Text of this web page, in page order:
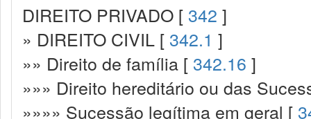
DIREITO PRIVADO [ 342 ]
» DIREITO CIVIL [ 342.1 ]
»» Direito de família [ 342.16 ]
»»» Direito hereditário ou das
»»»» Sucessão legítima em geral [